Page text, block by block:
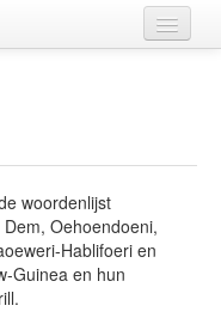
woordenlijst
Oehoendoeni,
Hablifoeri en
Guinea en hun